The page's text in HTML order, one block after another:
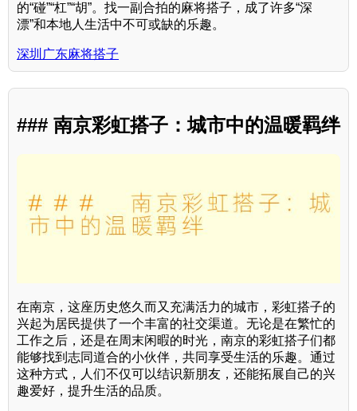
的“碰”“杠”“胡”。找一副合拍的麻将搭子，成了许多“深
漂”和本地人生活中不可或缺的乐趣。
深圳广东麻将搭子
### 南京彩虹搭子：城市中的温暖羁绊
在南京，这座历史悠久而又充满活力的城市，彩虹搭子的
兴起为居民提供了一个丰富的社交渠道。无论是在繁忙的
工作之后，还是在周末闲暇的时光，南京的彩虹搭子们都
能够找到志同道合的小伙伴，共同享受生活的乐趣。通过
这种方式，人们不仅可以结识新朋友，还能拓展自己的兴
趣爱好，提升生活的品质。